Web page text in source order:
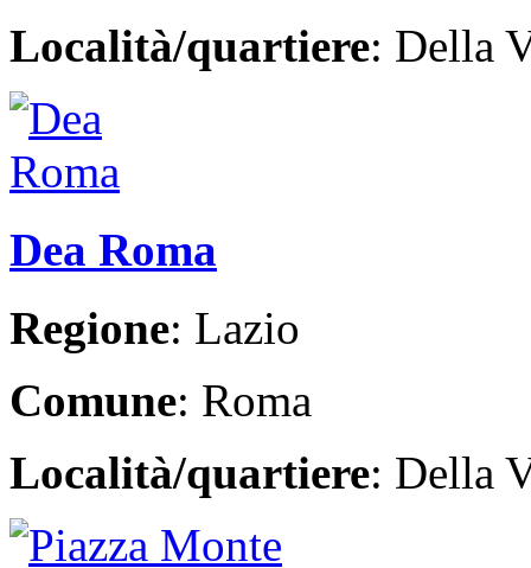
Località/quartiere: Della
Dea Roma
Regione: Lazio
Comune: Roma
Località/quartiere: Della